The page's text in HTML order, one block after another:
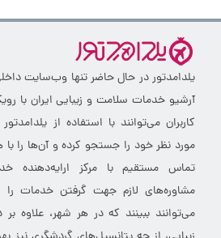
یلدامدتور در حال حاضر تنها وب‌سایت
آرشیو خدمات سلامت و زیبایی ایران با
کاربران می‌توانند با استفاده از
مورد نظر خود را جستجو کرده و آن‌ها را
تماس مستقیم با مرکز ارایه‌دهنده
مشاوره‌های لازم جهت گرفتن خدمات را
می‌توانند ببینند که در هر شهر، علاوه